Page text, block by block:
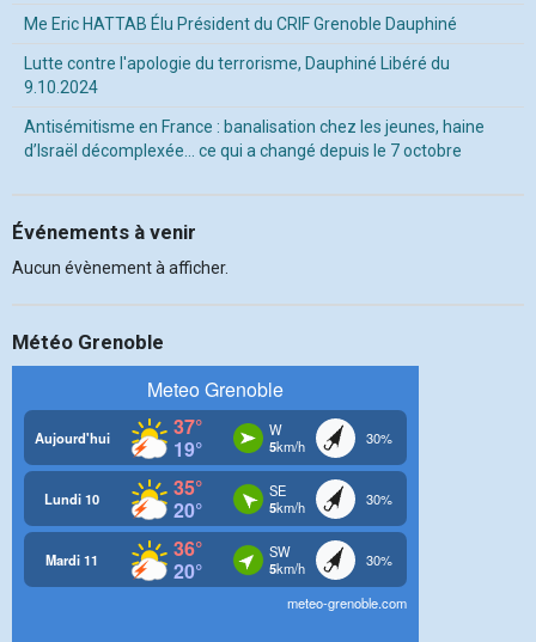
Me Eric HATTAB Élu Président du CRIF Grenoble Dauphiné
Lutte contre l'apologie du terrorisme, Dauphiné Libéré du
9.10.2024
Antisémitisme en France : banalisation chez les jeunes, haine
d’Israël décomplexée… ce qui a changé depuis le 7 octobre
Événements à venir
Aucun évènement à afficher.
Météo Grenoble